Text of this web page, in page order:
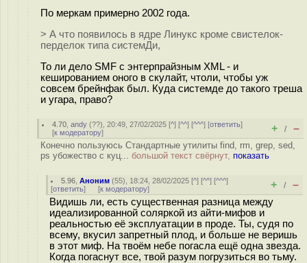
По меркам примерно 2002 года.
> А что появилось в ядре Линукс кроме свистелок-
перделок типа системДи,
То ли дело SMF с энтерпрайзным XML - и
кешированием оного в скулайт, чтоли, чтобы уж
совсем брейнфак был. Куда системде до такого треша
и угара, право?
4.70 ,andy (??), 20:49, 27/02/2025 [^] [^^] [^^^] [ответить]
[к модератору] + / –
Конечно пользуюсь Стандартные утилиты find, rm, grep, sed,
ps убожество с куц... большой текст свёрнут, показать
5.96 ,Аноним (55), 18:24, 28/02/2025 [^] [^^] [^^^]
[ответить] [к модератору] + / –
Видишь ли, есть существенная разница между
идеализированной соляркой из айти-мифов и
реальностью её эксплуатации в проде. Ты, судя по
всему, вкусил запретный плод, и больше не веришь
в этот миф. На твоём небе погасла ещё одна звезда.
Когда погаснут все, твой разум погрузиться во тьму.